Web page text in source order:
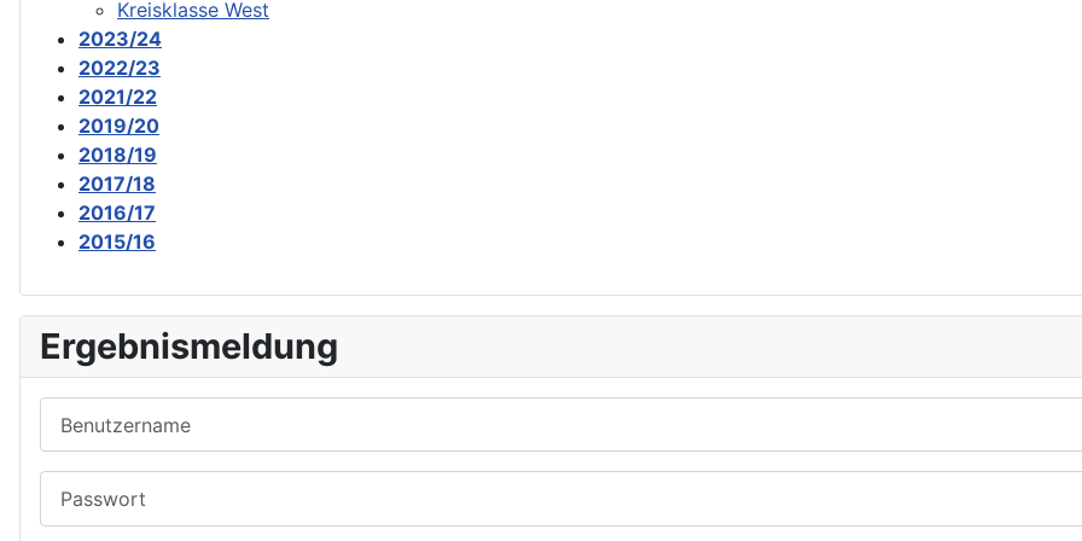
Kreisklasse West
2023/24
2022/23
2021/22
2019/20
2018/19
2017/18
2016/17
2015/16
Ergebnismeldung